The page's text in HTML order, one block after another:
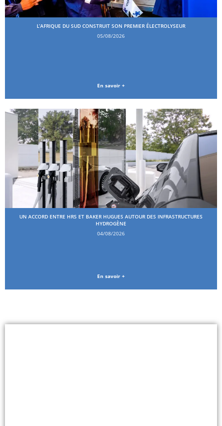
L’AFRIQUE DU SUD CONSTRUIT SON PREMIER ÉLECTROLYSEUR
05/08/2026
En savoir +
UN ACCORD ENTRE HRS ET BAKER HUGUES AUTOUR DES INFRASTRUCTURES
HYDROGÈNE
04/08/2026
En savoir +